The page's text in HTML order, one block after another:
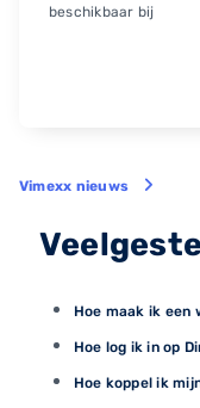
beschikbaar bij
Vimexx nieuws
Hoe maak ik een
Hoe log ik in op
Hoe koppel ik